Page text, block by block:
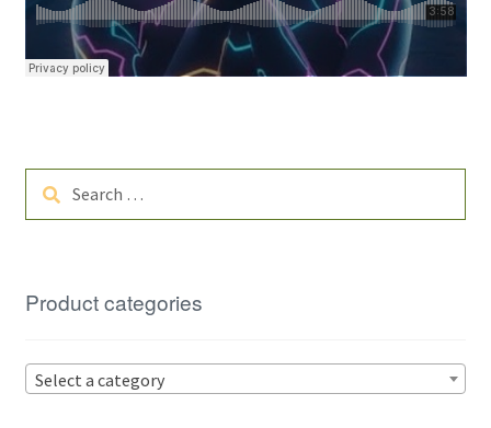
for:
Product categories
Select a category